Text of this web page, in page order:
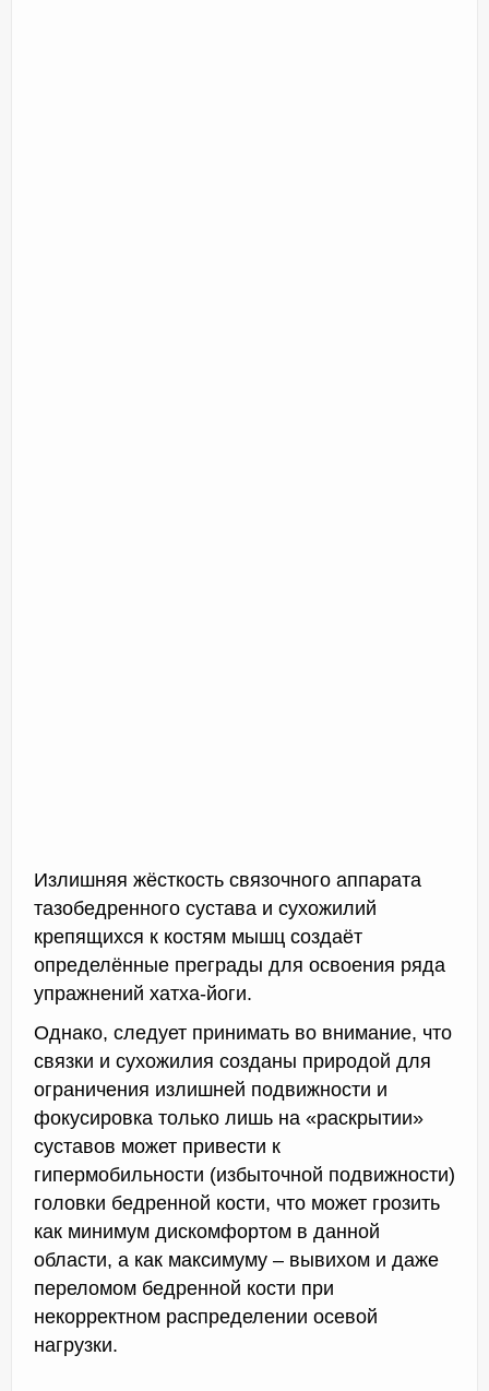
Излишняя жёсткость связочного аппарата
тазобедренного сустава и сухожилий
крепящихся к костям мышц создаёт
определённые преграды для освоения ряда
упражнений хатха-йоги.
Однако, следует принимать во внимание, что
связки и сухожилия созданы природой для
ограничения излишней подвижности и
фокусировка только лишь на «раскрытии»
суставов может привести к
гипермобильности (избыточной подвижности)
головки бедренной кости, что может грозить
как минимум дискомфортом в данной
области, а как максимуму – вывихом и даже
переломом бедренной кости при
некорректном распределении осевой
нагрузки.